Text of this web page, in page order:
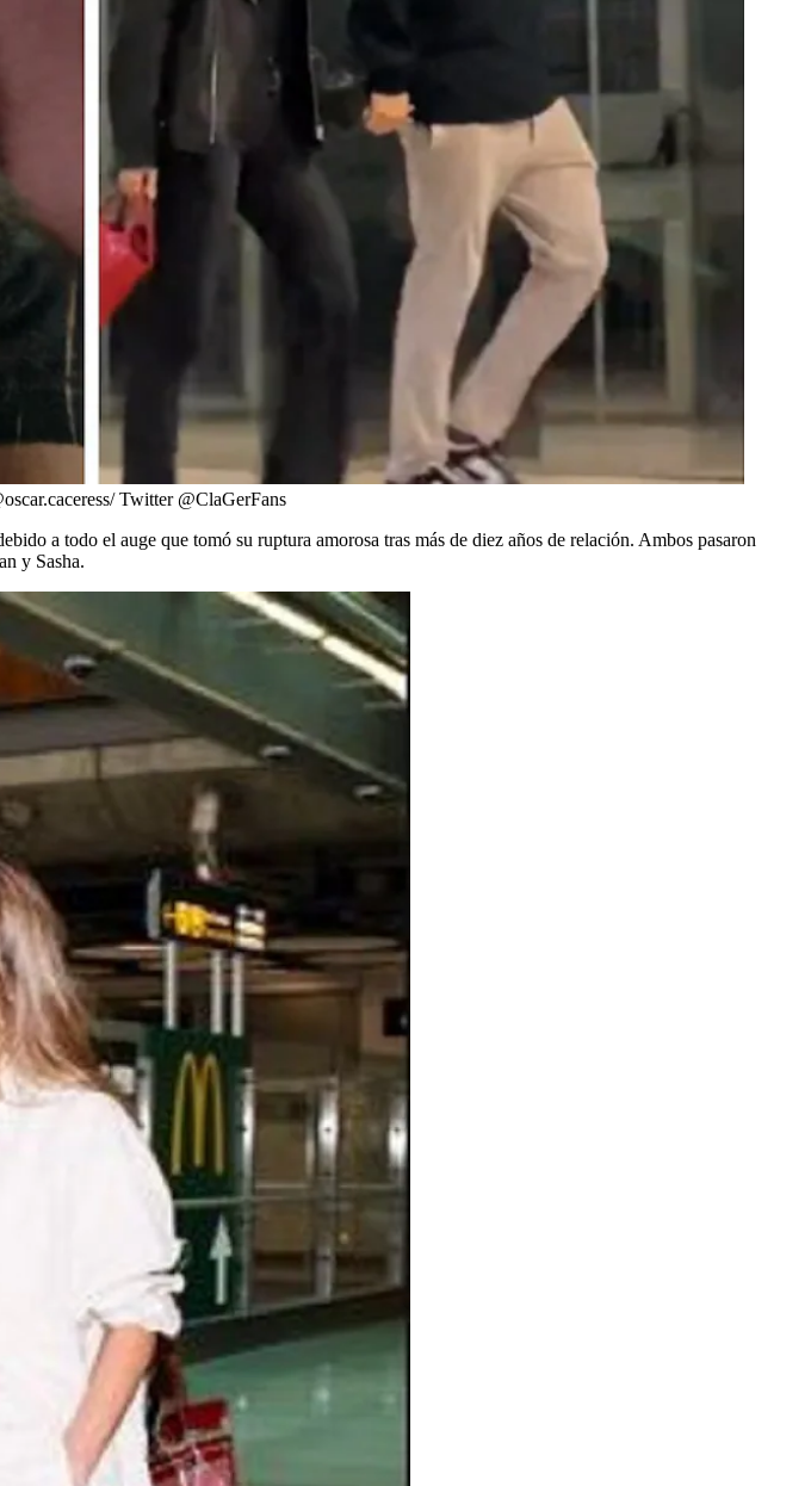
Twitter @ClaGerFans
a todo el auge que tomó su ruptura amorosa tras más de diez años de relación. Ambos pasaron
y Sasha.